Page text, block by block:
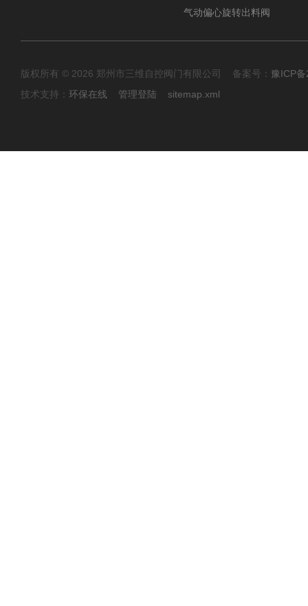
气动偏心旋转出料阀
版权所有 © 2026 郑州市三维自控阀门有限公司 备案号： 豫ICP
技术支持： 环保在线 管理登陆 sitemap.xml